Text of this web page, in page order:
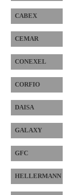
CABEX
CEMAR
CONEXEL
CORFIO
DAISA
GALAXY
GFC
HELLERMANN